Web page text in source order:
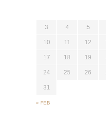
« FEB
3 4 5
10 11 12
17 18 19
24 25 26
31